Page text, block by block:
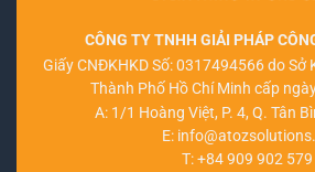
CÔNG TY TNHH GIẢI PHÁP
Giấy CNĐKHKD Số: 0317494566 do Sở
Thành Phố Hồ Chí Minh cấp
A: 1/1 Hoàng Việt, P. 4, Q. Tân
E:
T:+84 909 902 579